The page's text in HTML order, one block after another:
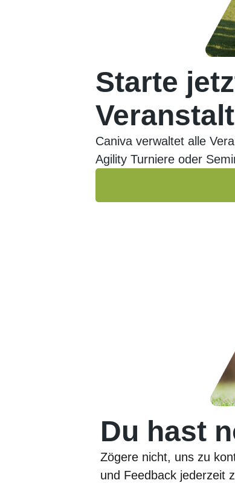
Starte
Caniva verwaltet alle
Agility Turniere oder
Du hast
Zögere nicht, uns zu
und Feedback jederzeit